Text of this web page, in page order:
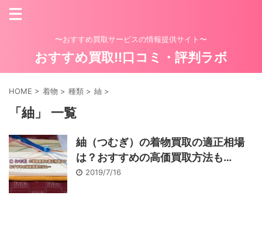
〜おすすめ買取サービスの情報提供サイト〜
おすすめ買取!!口コミ・評判ラボ
HOME > 着物 > 種類 > 紬 >
「紬」 一覧
紬（つむぎ）の着物買取の適正相場
は？おすすめの高価買取方法も…
2019/7/16